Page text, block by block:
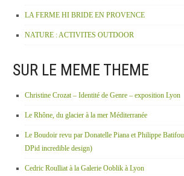
LA FERME HI BRIDE EN PROVENCE
NATURE : ACTIVITES OUTDOOR
SUR LE MEME THEME
Christine Crozat – Identité de Genre – exposition Lyon
Le Rhône, du glacier à la mer Méditerranée
Le Boudoir revu par Donatelle Piana et Philippe
DPid incredible design)
Cedric Roulliat à la Galerie Ooblik à Lyon